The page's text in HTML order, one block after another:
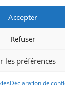
Accepter
Refuser
les préférences
Déclaration de
|politique de